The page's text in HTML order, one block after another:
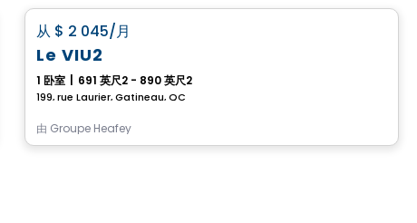
从 $ 2 045/月
Le VIU2
1 卧室 691 英尺2 - 890 英尺2
199, rue Laurier, Gatineau, QC
由 Groupe Heafey